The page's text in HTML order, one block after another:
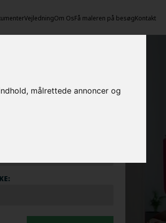
målrettede annoncer og
VejledningOm OsFå maleren på besøgKontakt